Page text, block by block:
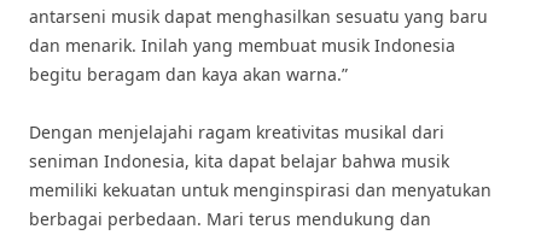
antarseni musik dapat menghasilkan sesuatu yang baru
dan menarik. Inilah yang membuat musik Indonesia
begitu beragam dan kaya akan warna.”
Dengan menjelajahi ragam kreativitas musikal dari
seniman Indonesia, kita dapat belajar bahwa musik
memiliki kekuatan untuk menginspirasi dan menyatukan
berbagai perbedaan. Mari terus mendukung dan